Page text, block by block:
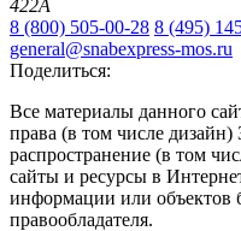
422А
8 (800) 505-00-28 8 (495)
general@snabexpress-mos.ru
Поделиться:
Все материалы данного
права (в том числе дизайн)
распространение (в том
сайты и ресурсы в
информации или объектов
правообладателя.